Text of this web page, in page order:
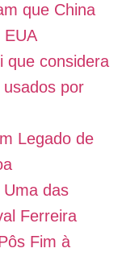
que China
EUA
que considera
por
Legado de
Uma das
Ferreira
Fim à